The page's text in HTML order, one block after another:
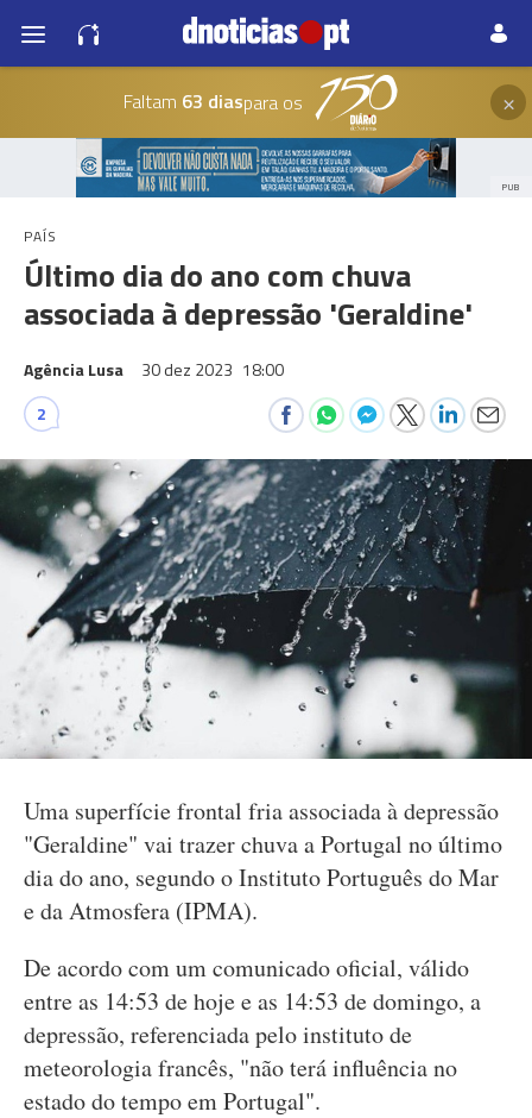
Faltam 63 diaspara os ×
PUB
PAÍS
Último dia do ano com chuva
associada à depressão 'Geraldine'
Agência Lusa 30 dez 2023 18:00
2
Uma superfície frontal fria associada à depressão
"Geraldine" vai trazer chuva a Portugal no último
dia do ano, segundo o Instituto Português do Mar
e da Atmosfera (IPMA).
De acordo com um comunicado oficial, válido
entre as 14:53 de hoje e as 14:53 de domingo, a
depressão, referenciada pelo instituto de
meteorologia francês, "não terá influência no
estado do tempo em Portugal".